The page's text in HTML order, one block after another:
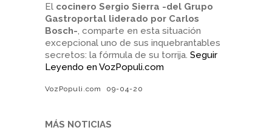
El cocinero Sergio Sierra -del Grupo
Gastroportal liderado por Carlos
Bosch-, comparte en esta situación
excepcional uno de sus inquebrantables
secretos: la fórmula de su torrija. Seguir
Leyendo en VozPopuli.com
VozPopuli.com 09-04-20
MÁS NOTICIAS